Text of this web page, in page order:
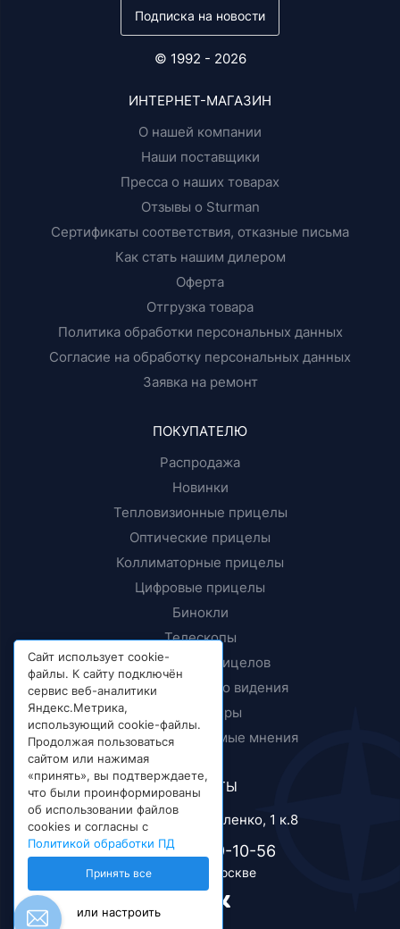
Подписка на новости
© 1992 - 2026
ИНТЕРНЕТ-МАГАЗИН
О нашей компании
Наши поставщики
Пресса о наших товарах
Отзывы о Sturman
Сертификаты соответствия, отказные письма
Как стать нашим дилером
Оферта
Отгрузка товара
Политика обработки персональных данных
Согласие на обработку персональных данных
Заявка на ремонт
ПОКУПАТЕЛЮ
Распродажа
Новинки
Тепловизионные прицелы
Оптические прицелы
Коллиматорные прицелы
Цифровые прицелы
Бинокли
Телескопы
Крепления прицелов
Приборы ночного видения
Дальномеры
Тесты и независимые мнения
КОНТАКТЫ
г. Москва, ул. Короленко, 1 к.8
+7 (495) 989-10-56
Телефон в Москве
Сайт использует cookie-
файлы. К сайту подключён
сервис веб-аналитики
Яндекс.Метрика,
использующий cookie-файлы.
Продолжая пользоваться
сайтом или нажимая
«принять», вы подтверждаете,
что были проинформированы
об использовании файлов
cookies и согласны с
Политикой обработки ПД
Принять все
или настроить